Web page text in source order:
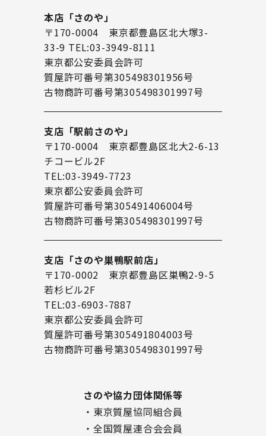
本店「さのや」
〒170-0004 東京都豊島区北大塚3-
33-9 TEL:03-3949-8111
東京都公安委員会許可
質屋許可番号第305498301956号
古物商許可番号第305498301997号
支店「駅前さのや」
〒170-0004 東京都豊島区北大2-6-13
チコービル2F
TEL:03-3949-7723
東京都公安委員会許可
質屋許可番号第305491406004号
古物商許可番号第305498301997号
支店「さのや巣鴨駅前店」
〒170-0002 東京都豊島区巣鴨2-9-5
若杉ビル2F
TEL:03-6903-7887
東京都公安委員会許可
質屋許可番号第305491804003号
古物商許可番号第305498301997号
さのや協力団体関係等
・東京質屋協同組合員
・全国質屋連合会会員